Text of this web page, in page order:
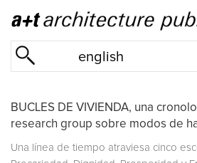
english
BUCLES DE VIVIENDA, una
research group sobre modos de
Una línea de tiempo atraviesa cinco